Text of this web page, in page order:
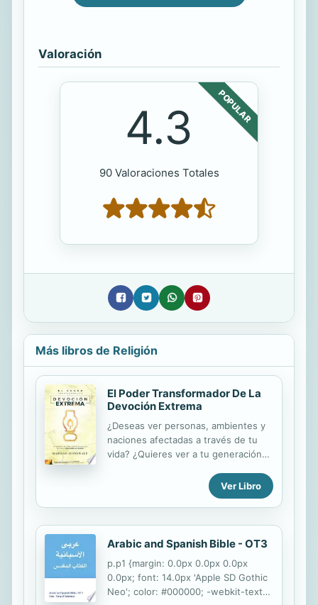
Valoración
POPULAR
4.3
90 Valoraciones Totales
Más libros de Religión
El Poder Transformador De La
Devoción Extrema
¿Deseas ver personas, ambientes y
naciones afectadas a través de tu
vida? ¿Quieres ver a tu generación
por dónde empezar? A través de "El
poder transformador de la devoción
extrema", tu relación con Dios será
potenciada alcanzando dimensiones
espirituales extraordinarias.
Experimentarás las consecuencias
que producen aquellos que cultivan
un estilo de vida de pasión radical
por Dios en las demás personas, en
Ver Libro
Arabic and Spanish Bible - OT3
p.p1 {margin: 0.0px 0.0px 0.0px
0.0px; font: 14.0px 'Apple SD Gothic
Neo'; color: #000000; -webkit-text-